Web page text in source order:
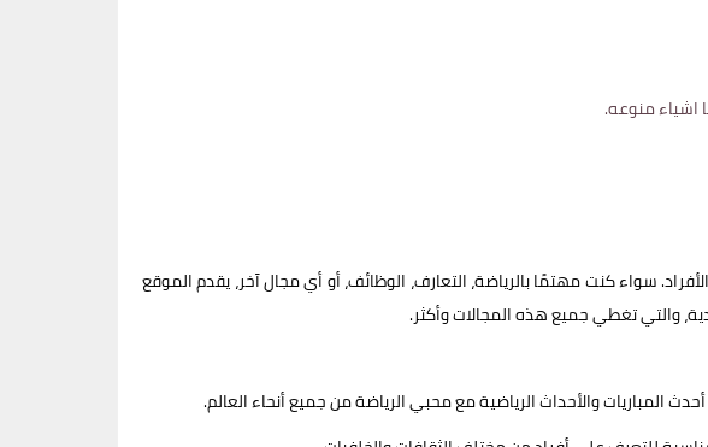
سواء كنت مهتمًا بالرياضة، التعارف، الوظائف، أو أي مجال آخر، يقدم الموقع
والتي تغطي جميع هذه المجالات وأكثر.
المباريات والأحداث الرياضية مع محبي الرياضة من جميع أنحاء العالم.